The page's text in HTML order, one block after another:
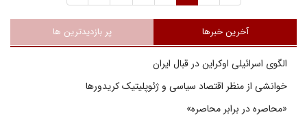
آخرین خبرها پر بازدیدترین ها
الگوی اسرائیلی اوکراین در قبال ایران
خوانشی از منظر اقتصاد سیاسی و ژئوپلیتیک کریدورها
«محاصره در برابر محاصره»